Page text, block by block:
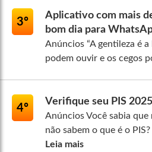
3º
Aplicativo com mais
bom dia para
Anúncios “A gentileza é
podem ouvir e os cegos
4º
Verifique seu PIS
Anúncios Você sabia
não sabem o que é o
Leia mais